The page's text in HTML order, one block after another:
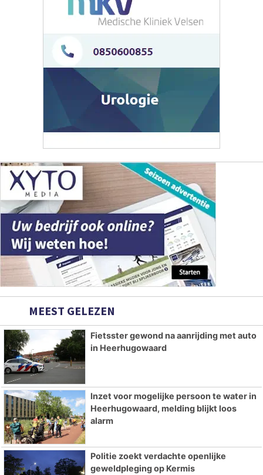
MEEST GELEZEN
Fietsster gewond na aanrijding met auto
in Heerhugowaard
Inzet voor mogelijke persoon te water in
Heerhugowaard, melding blijkt loos
alarm
Politie zoekt verdachte openlijke
geweldpleging op Kermis